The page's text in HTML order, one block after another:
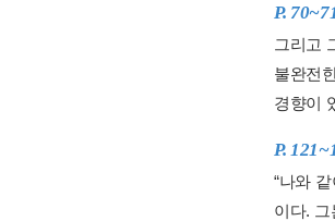
P.
그리고
불완전
경향이
P.
“나와
이다.